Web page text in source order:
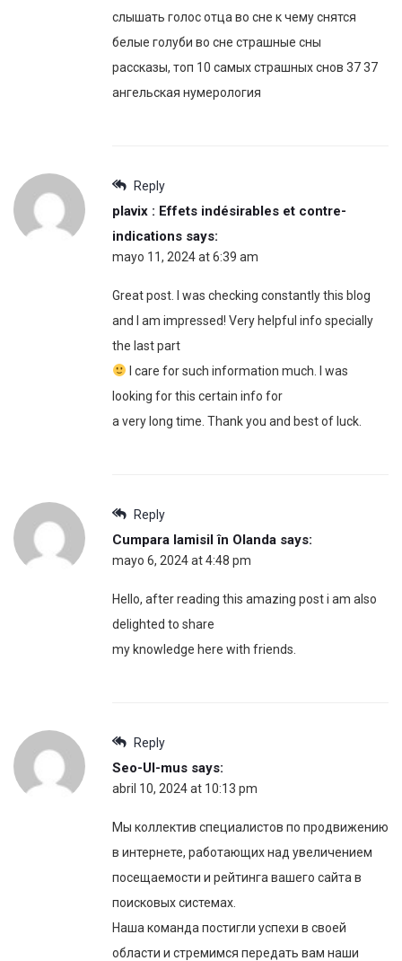
слышать голос отца во сне к чему снятся
белые голуби во сне страшные сны
рассказы, топ 10 самых страшных снов 37 37
ангельская нумерология
Reply
plavix : Effets indésirables et contre-
indications says:
mayo 11, 2024 at 6:39 am
Great post. I was checking constantly this blog
and I am impressed! Very helpful info specially
the last part
I care for such information much. I was
looking for this certain info for
a very long time. Thank you and best of luck.
Reply
Cumpara lamisil în Olanda says:
mayo 6, 2024 at 4:48 pm
Hello, after reading this amazing post i am also
delighted to share
my knowledge here with friends.
Reply
Seo-Ul-mus says:
abril 10, 2024 at 10:13 pm
Мы коллектив специалистов по продвижению
в интернете, работающих над увеличением
посещаемости и рейтинга вашего сайта в
поисковых системах.
Наша команда постигли успехи в своей
области и стремимся передать вам наши